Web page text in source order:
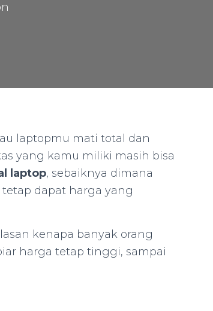
laptopmu mati total dan
yang kamu miliki masih bisa
laptop, sebaiknya dimana
dapat harga yang
kenapa banyak orang
harga tetap tinggi, sampai